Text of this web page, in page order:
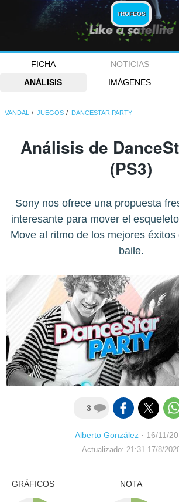
TROFEOS
FICHA NOTICIAS
ANÁLISIS
IMÁGENES
VANDAL JUEGOS DANCESTAR PARTY
Análisis de
(PS3)
Sony nos ofrece una propuesta
interesante para mover el
Move al ritmo de los mejores
baile.
3
Alberto González · 16/11/
Actualizado: 21:31 17/8/
GRÁFICOS NOTA